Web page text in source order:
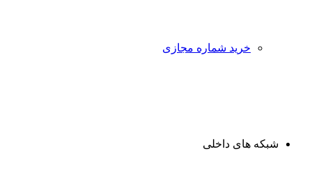
خرید شماره مجازی
شبکه های داخلی